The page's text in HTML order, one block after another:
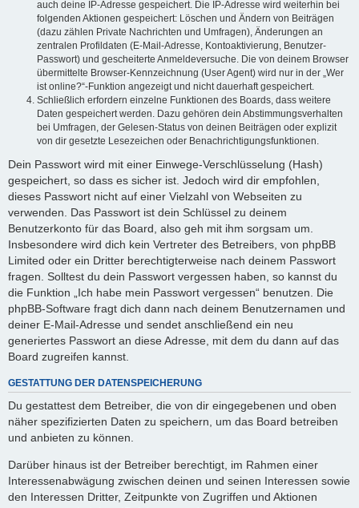
auch deine IP-Adresse gespeichert. Die IP-Adresse wird weiterhin bei
folgenden Aktionen gespeichert: Löschen und Ändern von Beiträgen
(dazu zählen Private Nachrichten und Umfragen), Änderungen an
zentralen Profildaten (E-Mail-Adresse, Kontoaktivierung, Benutzer-
Passwort) und gescheiterte Anmeldeversuche. Die von deinem Browser
übermittelte Browser-Kennzeichnung (User Agent) wird nur in der „Wer
ist online?“-Funktion angezeigt und nicht dauerhaft gespeichert.
Schließlich erfordern einzelne Funktionen des Boards, dass weitere
Daten gespeichert werden. Dazu gehören dein Abstimmungsverhalten
bei Umfragen, der Gelesen-Status von deinen Beiträgen oder explizit
von dir gesetzte Lesezeichen oder Benachrichtigungsfunktionen.
Dein Passwort wird mit einer Einwege-Verschlüsselung (Hash)
gespeichert, so dass es sicher ist. Jedoch wird dir empfohlen,
dieses Passwort nicht auf einer Vielzahl von Webseiten zu
verwenden. Das Passwort ist dein Schlüssel zu deinem
Benutzerkonto für das Board, also geh mit ihm sorgsam um.
Insbesondere wird dich kein Vertreter des Betreibers, von phpBB
Limited oder ein Dritter berechtigterweise nach deinem Passwort
fragen. Solltest du dein Passwort vergessen haben, so kannst du
die Funktion „Ich habe mein Passwort vergessen“ benutzen. Die
phpBB-Software fragt dich dann nach deinem Benutzernamen und
deiner E-Mail-Adresse und sendet anschließend ein neu
generiertes Passwort an diese Adresse, mit dem du dann auf das
Board zugreifen kannst.
GESTATTUNG DER DATENSPEICHERUNG
Du gestattest dem Betreiber, die von dir eingegebenen und oben
näher spezifizierten Daten zu speichern, um das Board betreiben
und anbieten zu können.
Darüber hinaus ist der Betreiber berechtigt, im Rahmen einer
Interessenabwägung zwischen deinen und seinen Interessen sowie
den Interessen Dritter, Zeitpunkte von Zugriffen und Aktionen